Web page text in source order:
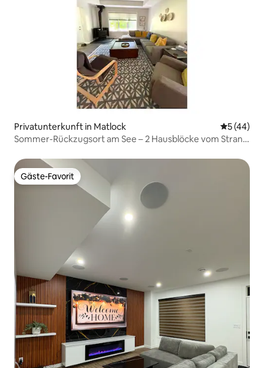
Privatunterkunft in Matlock
5 (44)
Sommer-Rückzugsort am See – 2 Hausblöcke vom Strand
Gäste-Favorit
Gäste-Favorit